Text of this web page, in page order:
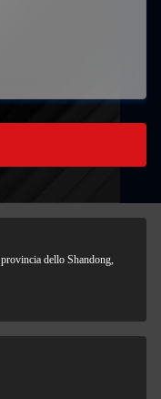
dello Shandong,